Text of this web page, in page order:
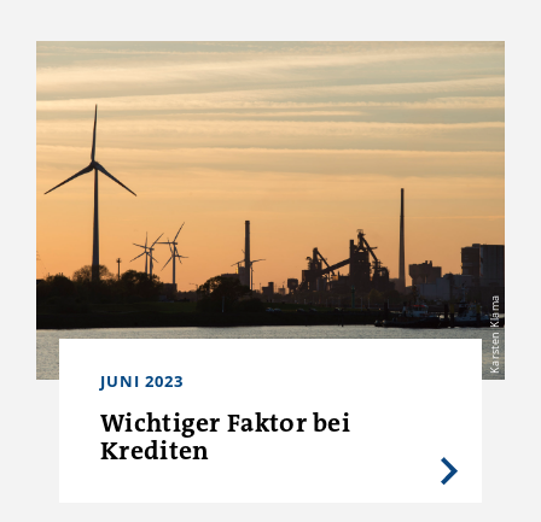
Karsten Klama
JUNI 2023
Wichtiger Faktor bei
Krediten